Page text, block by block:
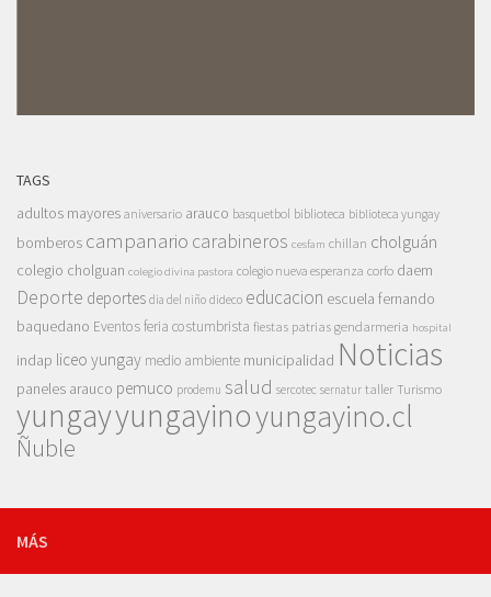
TAGS
adultos mayores aniversario arauco basquetbol biblioteca biblioteca yungay
bomberos campanario carabineros cesfam chillan cholguán
colegio cholguan colegio divina pastora colegio nueva esperanza corfo daem
Deporte deportes dia del niño dideco educacion escuela fernando
baquedano Eventosferia costumbrista fiestas patrias gendarmeria hospital
indap liceo yungay medio ambiente municipalidad Noticias
paneles arauco pemuco prodemu salud sercotec sernatur taller Turismo
yungayyungayinoyungayino.cl
Ñuble
MÁS